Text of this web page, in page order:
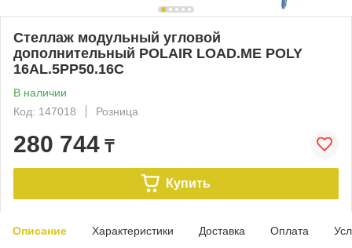
Стеллаж модульный угловой
дополнительный POLAIR LOAD.ME POLY
16AL.5PP50.16C
В наличии
Код: 147018
Розница
280 744 ₸
Купить
Описание Характеристики Доставка Оплата